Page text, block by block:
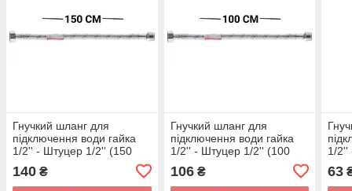
Гнучкий шланг для
підключення води гайка
1/2'' - Штуцер 1/2'' (150
Zerix (ZX3024)
140 ₴
Гнучкий шланг для
підключення води гайка
1/2'' - Штуцер 1/2'' (100
Zerix (ZX3022)
106₴
1/2''
63